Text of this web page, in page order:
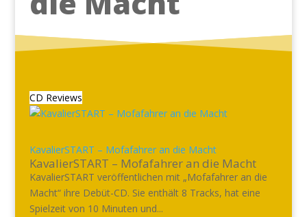
CD Reviews
KavalierSTART – Mofafahrer an die Macht
KavalierSTART – Mofafahrer an die Macht
KavalierSTART veröffentlichen mit „Mofafahrer an die
Macht“ ihre Debüt-CD. Sie enthält 8 Tracks, hat eine
Spielzeit von 10 Minuten und...